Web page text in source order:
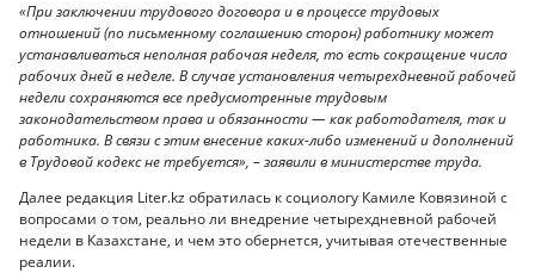
«При заключении трудового договора и в процессе трудовых
отношений (по письменному соглашению сторон) работнику может
устанавливаться неполная рабочая неделя, то есть сокращение числа
рабочих дней в неделе. В случае установления четырехдневной рабочей
недели сохраняются все предусмотренные трудовым
законодательством права и обязанности — как работодателя, так и
работника. В связи с этим внесение каких-либо изменений и дополнений
в Трудовой кодекс не требуется», – заявили в министерстве труда.
Далее редакция Liter.kz обратилась к социологу Камиле Ковязиной с
вопросами о том, реально ли внедрение четырехдневной рабочей
недели в Казахстане, и чем это обернется, учитывая отечественные
реалии.